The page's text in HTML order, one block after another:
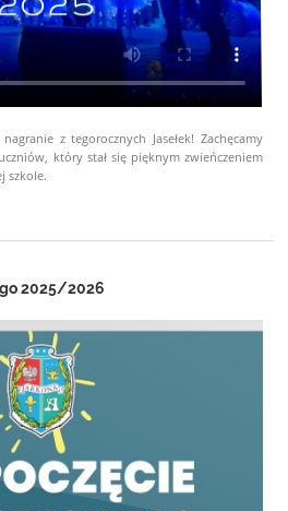
z tegorocznych Jasełek! Zachęcamy
który stał się pięknym zwieńczeniem
szkole.
2025/2026